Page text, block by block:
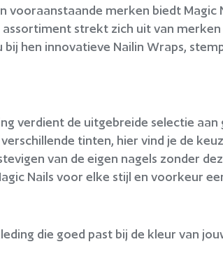
vooraanstaande merken biedt Magic
strekt zich uit van
bij hen innovatieve Nailin Wraps,
verdient de uitgebreide selectie
tinten, hier vind je de
van de eigen nagels zonder
Nails voor elke stijl en voorkeur
die goed past bij de kleur van